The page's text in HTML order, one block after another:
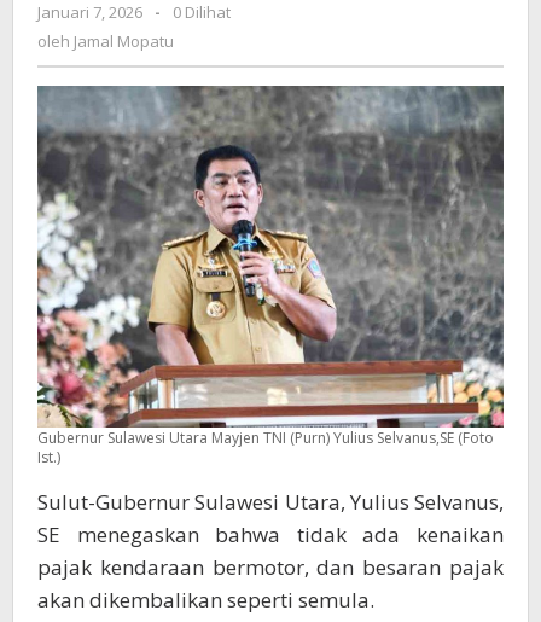
Kepgub
Keringanan
Pajak
Segera
Berlaku
Januari 7, 2026
oleh
Jamal
-
0 Dilihat
oleh Jamal Mopatu
Gubernur Sulawesi Utara Mayjen TNI (Purn) Yulius Selvanus,SE (Foto
Ist.)
Sulut-Gubernur Sulawesi Utara, Yulius Selvanus,
SE menegaskan bahwa tidak ada kenaikan
pajak kendaraan bermotor, dan besaran pajak
akan dikembalikan seperti semula.